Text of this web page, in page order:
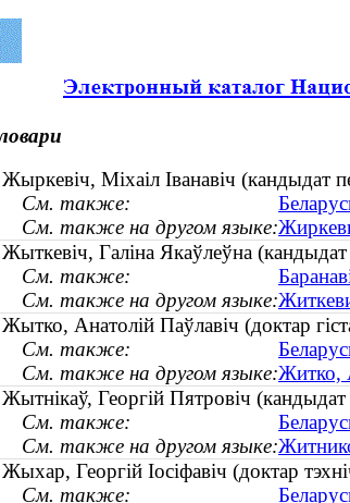
Жыркевіч, Міхаіл Іванавіч (кандыдат
См. также:
См. также на другом языке:
Жыткевіч, Галіна Якаўлеўна
См. также:
См. также на другом языке:
Жытко, Анатолій Паўлавіч (доктар
См. также:
См. также на другом языке:Житко,
Жытнікаў, Георгій Пятровіч
См. также:
См. также на другом языке:
Жыхар, Георгій Іосіфавіч (доктар
См. также: